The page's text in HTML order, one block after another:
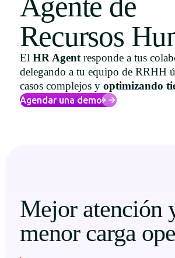
Uruguay
USA
Español
Recursos
El HR Agentresponde a tus
delegando a tu equipo de RRHH
casos complejos y optimizando
Agendar una demo
Mejor atención
menor carga